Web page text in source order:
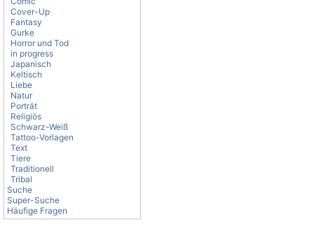
Cover-Up
Fantasy
Gurke
Horror und Tod
in progress
Japanisch
Keltisch
Liebe
Natur
Porträt
Religiös
Schwarz-Weiß
Tattoo-Vorlagen
Text
Tiere
Traditionell
Tribal
Suche
Super-Suche
Häufige Fragen